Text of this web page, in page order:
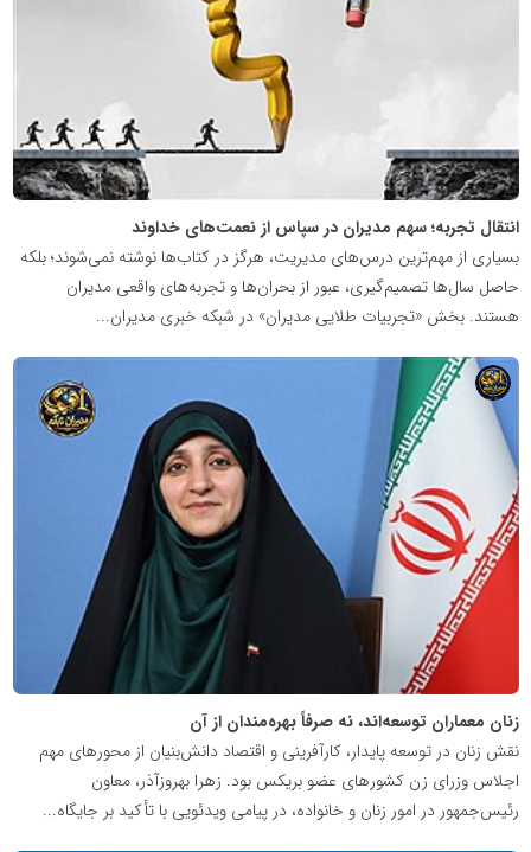
انتقال تجربه؛ سهم مدیران در سپاس از نعمت‌های خداوند
بسیاری از مهم‌ترین درس‌های مدیریت، هرگز در کتاب‌ها نوشته نمی‌شوند؛ بلکه
حاصل سال‌ها تصمیم‌گیری، عبور از بحران‌ها و تجربه‌های واقعی مدیران
هستند. بخش «تجربیات طلایی مدیران» در شبکه خبری مدیران...
زنان معماران توسعه‌اند، نه صرفاً بهره‌مندان از آن
نقش زنان در توسعه پایدار، کارآفرینی و اقتصاد دانش‌بنیان از محورهای مهم
اجلاس وزرای زن کشورهای عضو بریکس بود. زهرا بهروزآذر، معاون
رئیس‌جمهور در امور زنان و خانواده، در پیامی ویدئویی با تأکید بر جایگاه...
شبکه
خبری
نابغه